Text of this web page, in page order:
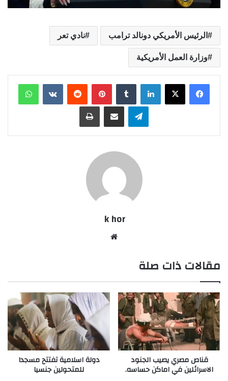
الرئيس الأمريكي دونالد ترامب نادي تعر
وزارة العمل الأمريكية
لينكدإن بينتيريست
تيلقرام مشاركة عبر البريد طباعة
k hor
مقالات ذات صلة
قناص مصري يصيب الجنود
الاسرائلين في اماكن حساسه.
دولة اسلامية تفتتح مسجدا
للمتحولين جنسيا